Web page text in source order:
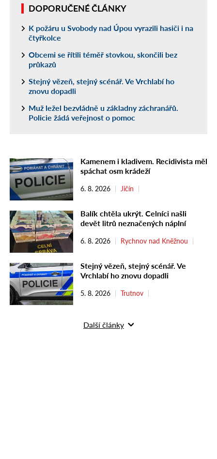
DOPORUČENÉ ČLÁNKY
K požáru u Svobody nad Úpou vyrazili hasiči i na
čtyřkolce
Obcemi se řítili téměř stovkou, skončili bez
průkazů
Stejný vězeň, stejný scénář. Ve Vrchlabí ho
znovu dopadli
Muž ležel bezvládně u základny záchranářů.
Policie žádá veřejnost o pomoc
Kamenem i kladivem. Recidivista měl
spáchat osm krádeží
6. 8. 2026 Jičín
Balík chtěla ukrýt. Celníci našli
devět litrů neznačených náplní
6. 8. 2026 Rychnov nad Kněžnou
Stejný vězeň, stejný scénář. Ve
Vrchlabí ho znovu dopadli
5. 8. 2026 Trutnov
Další články